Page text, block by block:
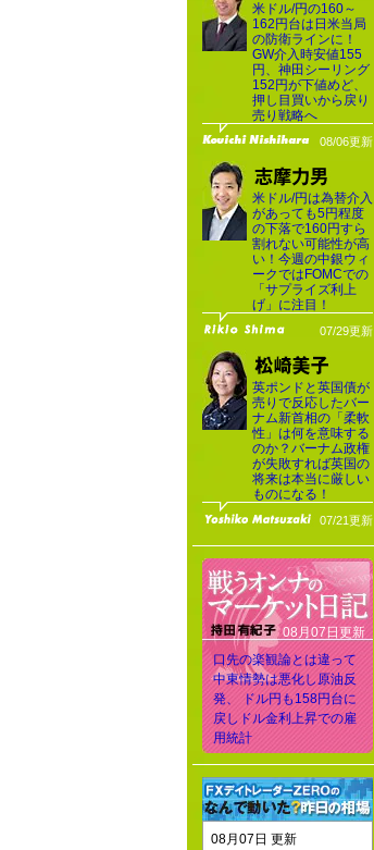
米ドル/円の160～
162円台は日米当局
の防衛ラインに！
GW介入時安値155
円、神田シーリング
152円が下値めど、
押し目買いから戻り
売り戦略へ
08/06更新
米ドル/円は為替介入
があっても5円程度
の下落で160円すら
割れない可能性が高
い！今週の中銀ウィ
ークではFOMCでの
「サプライズ利上
げ」に注目！
07/29更新
英ポンドと英国債が
売りで反応したバー
ナム新首相の「柔軟
性」は何を意味する
のか？バーナム政権
が失敗すれば英国の
将来は本当に厳しい
ものになる！
07/21更新
08月07日更新
口先の楽観論とは違って
中東情勢は悪化し原油反
発、 ドル円も158円台に
戻しドル金利上昇での雇
用統計
08月07日 更新